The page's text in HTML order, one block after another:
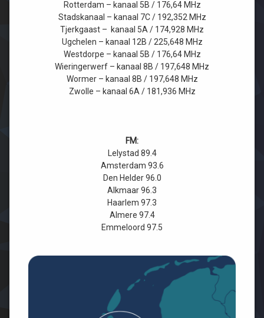
Rotterdam – kanaal 5B / 176,64 MHz
Stadskanaal – kanaal 7C / 192,352 MHz
Tjerkgaast – kanaal 5A / 174,928 MHz
Ugchelen – kanaal 12B / 225,648 MHz
Westdorpe – kanaal 5B / 176,64 MHz
Wieringerwerf – kanaal 8B / 197,648 MHz
Wormer – kanaal 8B / 197,648 MHz
Zwolle – kanaal 6A / 181,936 MHz
FM:
Lelystad 89.4
Amsterdam 93.6
Den Helder 96.0
Alkmaar 96.3
Haarlem 97.3
Almere 97.4
Emmeloord 97.5